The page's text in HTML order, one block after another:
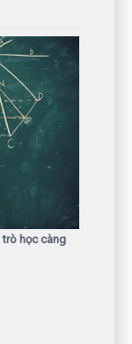
trò học càng